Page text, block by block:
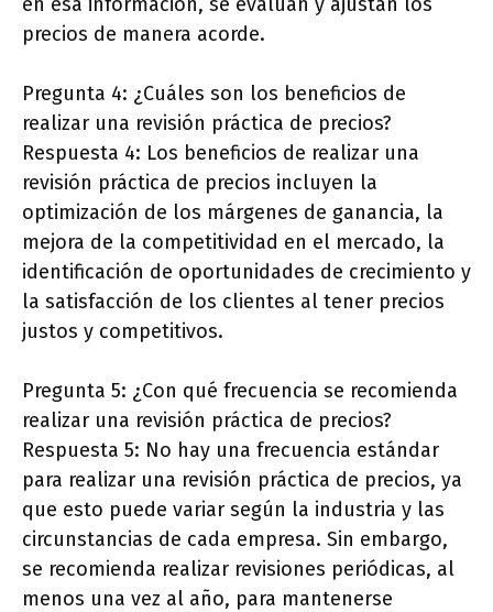
precios de manera acorde.
Pregunta 4: ¿Cuáles son los beneficios de
realizar una revisión práctica de precios?
Respuesta 4: Los beneficios de realizar una
revisión práctica de precios incluyen la
optimización de los márgenes de ganancia, la
mejora de la competitividad en el mercado, la
identificación de oportunidades de crecimiento y
la satisfacción de los clientes al tener precios
justos y competitivos.
Pregunta 5: ¿Con qué frecuencia se recomienda
realizar una revisión práctica de precios?
Respuesta 5: No hay una frecuencia estándar
para realizar una revisión práctica de precios, ya
que esto puede variar según la industria y las
circunstancias de cada empresa. Sin embargo,
se recomienda realizar revisiones periódicas, al
menos una vez al año, para mantenerse